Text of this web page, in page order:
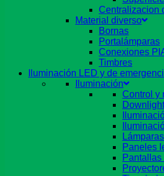
Centralizacion
Material diverso
Bornas
Portalámparas
Conexiones
Timbres
Iluminación LED y de
Iluminación
Control y
Paneles
Pantallas